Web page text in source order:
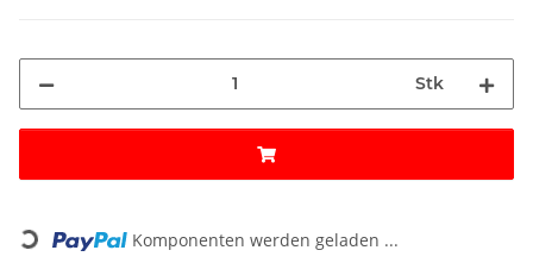
Stk
Loading... Komponenten werden geladen ...